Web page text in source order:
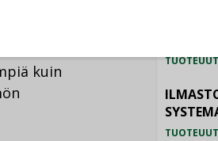
polttoaineiden
tehokkuuden
kuin